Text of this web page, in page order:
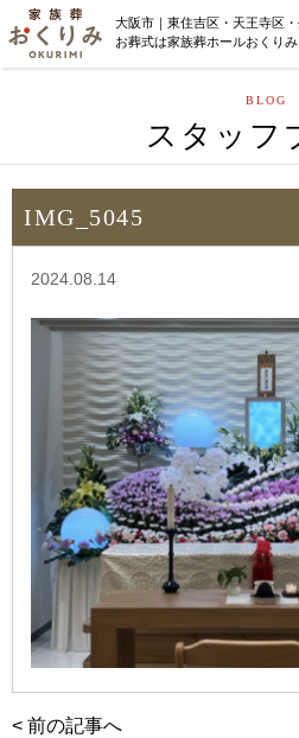
大阪市｜東住吉区・天王寺区
お葬式は家族葬ホールおくりみ
BLOG
スタッフ
IMG_5045
2024.08.14
< 前の記事へ